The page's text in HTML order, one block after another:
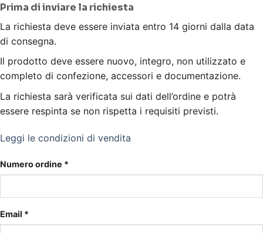
Prima di inviare la richiesta
La richiesta deve essere inviata entro 14 giorni dalla data
di consegna.
Il prodotto deve essere nuovo, integro, non utilizzato e
completo di confezione, accessori e documentazione.
La richiesta sarà verificata sui dati dell’ordine e potrà
essere respinta se non rispetta i requisiti previsti.
Leggi le condizioni di vendita
Numero ordine *
Email *